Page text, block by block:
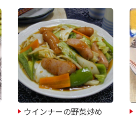
ウインナーの野菜炒め